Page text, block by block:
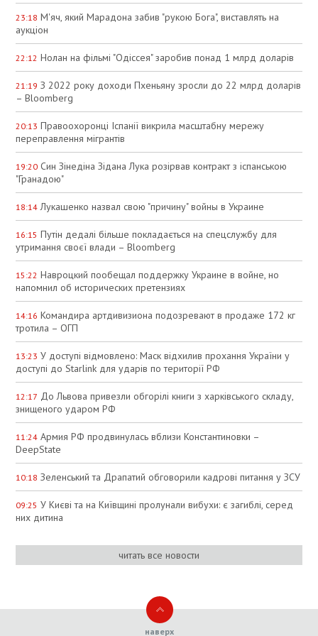
23:18 М'яч, який Марадона забив "рукою Бога", виставлять на
аукціон
22:12 Нолан на фільмі "Одіссея" заробив понад 1 млрд доларів
21:19 З 2022 року доходи Пхеньяну зросли до 22 млрд доларів
– Bloomberg
20:13 Правоохоронці Іспанії викрила масштабну мережу
переправлення мігрантів
19:20 Син Зінедіна Зідана Лука розірвав контракт з іспанською
"Гранадою"
18:14 Лукашенко назвал свою "причину" войны в Украине
16:15 Путін дедалі більше покладається на спецслужбу для
утримання своєї влади – Bloomberg
15:22 Навроцкий пообещал поддержку Украине в войне, но
напомнил об исторических претензиях
14:16 Командира артдивизиона подозревают в продаже 172 кг
тротила – ОГП
13:23 У доступі відмовлено: Маск відхилив прохання України у
доступі до Starlink для ударів по території РФ
12:17 До Львова привезли обгорілі книги з харківського складу,
знищеного ударом РФ
11:24 Армия РФ продвинулась вблизи Константиновки –
DeepState
10:18 Зеленський та Драпатий обговорили кадрові питання у ЗСУ
09:25 У Києві та на Київщині пролунали вибухи: є загиблі, серед
них дитина
читать все новости
наверх